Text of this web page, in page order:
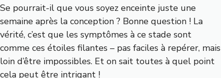
Se pourrait-il que vous soyez enceinte juste une
semaine après la conception ? Bonne question ! La
vérité, c’est que les symptômes à ce stade sont
comme ces étoiles filantes – pas faciles à repérer, mais
loin d’être impossibles. Et on sait toutes à quel point
cela peut être intrigant !